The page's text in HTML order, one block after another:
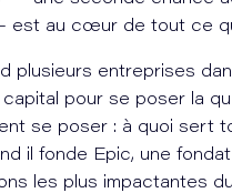
est au cœur de tout ce
plusieurs entreprises
pour se poser la
se poser : à quoi sert
il fonde Epic, une
les plus impactantes